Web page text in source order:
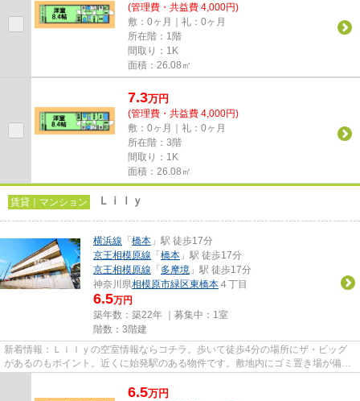
(管理費・共益費 4,000円)
敷：0ヶ月｜礼：0ヶ月
所在階：1階
間取り：1K
面積：26.08㎡
7.3万円
(管理費・共益費 4,000円)
敷：0ヶ月｜礼：0ヶ月
所在階：3階
間取り：1K
面積：26.08㎡
賃貸｜マンション Ｌｉｌｙ
横浜線 「 橋本 」駅 徒歩17分
京王相模原線 「 橋本 」駅 徒歩17分
京王相模原線 「 多摩境 」駅 徒歩17分
神奈川県相模原市緑区東橋本 ４丁目
6.5万円
築年数：築22年 ｜募集中： 1室
階数：3階建
新着情報：Ｌｉｌｙの空室情報ならコチラ。歩いて徒歩4分の場所にザ・ビッグ
があるのもポイント。近くに始発駅のある物件です。敷地内にゴミ置き場が備え
6.5万円